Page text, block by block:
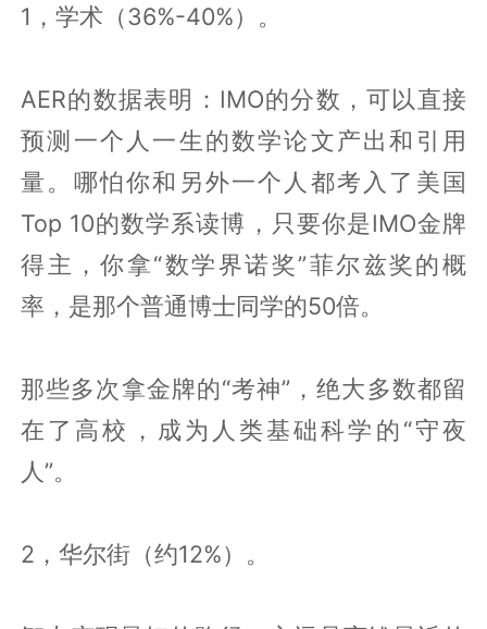
1，学术（36%-40%）。
AER的数据表明：IMO的分数，可以直接
预测一个人一生的数学论文产出和引用
量。哪怕你和另外一个人都考入了美国
Top 10的数学系读博，只要你是IMO金牌
得主，你拿“数学界诺奖”菲尔兹奖的概
率，是那个普通博士同学的50倍。
那些多次拿金牌的“考神”，绝大多数都留
在了高校，成为人类基础科学的“守夜
人”。
2，华尔街（约12%）。